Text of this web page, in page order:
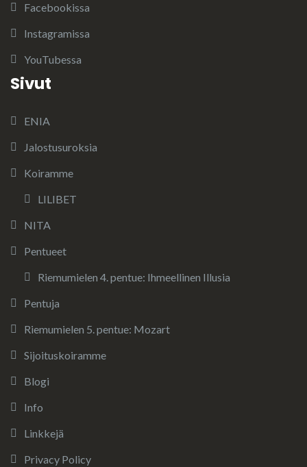
Facebookissa
Instagramissa
YouTubessa
Sivut
ENIA
Jalostusuroksia
Koiramme
LILIBET
NITA
Pentueet
Riemumielen 4. pentue: Ihmeellinen Illusia
Pentuja
Riemumielen 5. pentue: Mozart
Sijoituskoiramme
Blogi
Info
Linkkejä
Privacy Policy